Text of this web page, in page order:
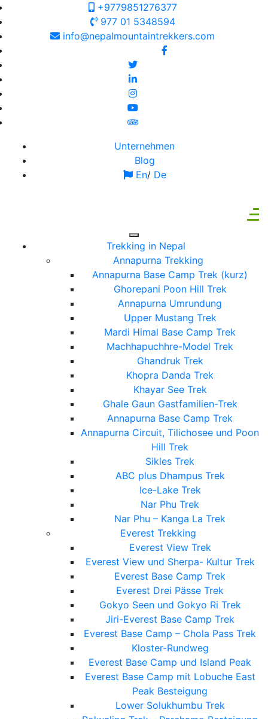
+9779851276377
977 01 5348594
info@nepalmountaintrekkers.com
Unternehmen
Blog
En/ De
Trekking in Nepal
Annapurna Trekking
Annapurna Base Camp Trek (kurz)
Ghorepani Poon Hill Trek
Annapurna Umrundung
Upper Mustang Trek
Mardi Himal Base Camp Trek
Machhapuchhre-Model Trek
Ghandruk Trek
Khopra Danda Trek
Khayar See Trek
Ghale Gaun Gastfamilien-Trek
Annapurna Base Camp Trek
Annapurna Circuit, Tilichosee und Poon
Hill Trek
Sikles Trek
ABC plus Dhampus Trek
Ice-Lake Trek
Nar Phu Trek
Nar Phu – Kanga La Trek
Everest Trekking
Everest View Trek
Everest View und Sherpa- Kultur Trek
Everest Base Camp Trek
Everest Drei Pässe Trek
Gokyo Seen und Gokyo Ri Trek
Jiri-Everest Base Camp Trek
Everest Base Camp – Chola Pass Trek
Kloster-Rundweg
Everest Base Camp und Island Peak
Everest Base Camp mit Lobuche East
Peak Besteigung
Lower Solukhumbu Trek